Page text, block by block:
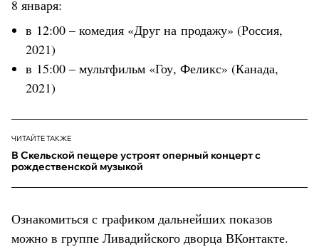
8 января:
в 12:00 – комедия «Друг на продажу» (Россия,
2021)
в 15:00 – мультфильм «Гоу, Феликс» (Канада,
2021)
ЧИТАЙТЕ ТАКЖЕ
В Скельской пещере устроят оперный концерт с
рождественской музыкой
Ознакомиться с графиком дальнейших показов
можно в группе Ливадийского дворца ВКонтакте.